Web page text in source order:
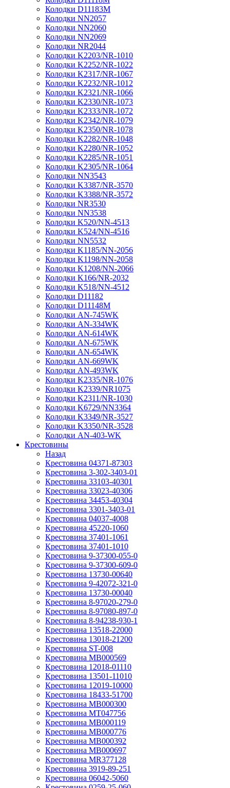
Колодки D11183M
Колодки NN2057
Колодки NN2060
Колодки NN2069
Колодки NR2044
Колодки K2203/NR-1010
Колодки K2252/NR-1022
Колодки K2317/NR-1067
Колодки K2232/NR-1012
Колодки K2321/NR-1066
Колодки K2330/NR-1073
Колодки K2333/NR-1072
Колодки K2342/NR-1079
Колодки K2350/NR-1078
Колодки K2282/NR-1048
Колодки K2280/NR-1052
Колодки K2285/NR-1051
Колодки K2305/NR-1064
Колодки NN3543
Колодки K3387/NR-3570
Колодки K3388/NR-3572
Колодки NR3530
Колодки NN3538
Колодки K520/NN-4513
Колодки K524/NN-4516
Колодки NN5532
Колодки K1185/NN-2056
Колодки K1198/NN-2058
Колодки K1208/NN-2066
Колодки K166/NR-2032
Колодки K518/NN-4512
Колодки D11182
Колодки D11148M
Колодки AN-745WK
Колодки AN-334WK
Колодки AN-614WK
Колодки AN-675WK
Колодки AN-654WK
Колодки AN-669WK
Колодки AN-493WK
Колодки K2335/NR-1076
Колодки K2339/NR1075
Колодки K2311/NR-1030
Колодки K6729/NN3364
Колодки K3349/NR-3527
Колодки K3350/NR-3528
Колодки AN-403-WK
Крестовины
Назад
Крестовина 04371-87303
Крестовина 3-302-3403-01
Крестовина 33103-40301
Крестовина 33023-40306
Крестовина 34453-40304
Крестовина 3301-3403-01
Крестовина 04037-4008
Крестовина 45220-1060
Крестовина 37401-1061
Крестовина 37401-1010
Крестовина 9-37300-055-0
Крестовина 9-37300-609-0
Крестовина 13730-00640
Крестовина 9-42072-321-0
Крестовина 13730-00040
Крестовина 8-97020-279-0
Крестовина 8-97080-897-0
Крестовина 8-94238-930-1
Крестовина 13518-22000
Крестовина 13018-21200
Крестовина ST-008
Крестовина MB000569
Крестовина 12018-01110
Крестовина 13501-11010
Крестовина 12019-10000
Крестовина 18433-51700
Крестовина MB000300
Крестовина MT047756
Крестовина MB000119
Крестовина MB000776
Крестовина MB000392
Крестовина MB000697
Крестовина MR377128
Крестовина 3919-89-251
Крестовина 06042-5060